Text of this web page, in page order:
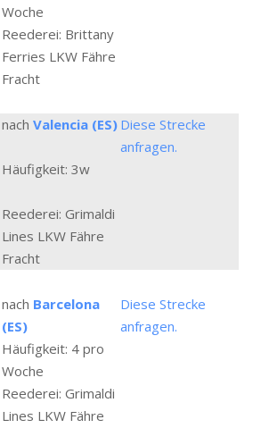
Woche
Reederei: Brittany
Ferries LKW Fähre
Fracht
nach Valencia (ES) Diese Strecke
anfragen.
Häufigkeit: 3w
Reederei: Grimaldi
Lines LKW Fähre
Fracht
nach Barcelona
(ES)
Diese Strecke
anfragen.
Häufigkeit: 4 pro
Woche
Reederei: Grimaldi
Lines LKW Fähre